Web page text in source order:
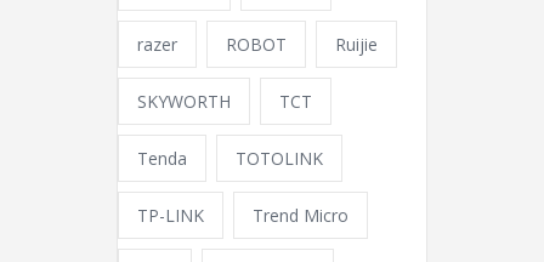
razer ROBOT Ruijie
SKYWORTH TCT
Tenda TOTOLINK
TP-LINK Trend Micro